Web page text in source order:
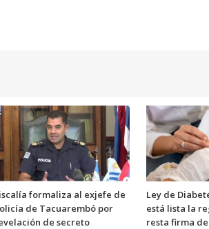
formaliza al exjefe de
de Tacuarembó por
de secreto
Ley de
está lista la
resta firma